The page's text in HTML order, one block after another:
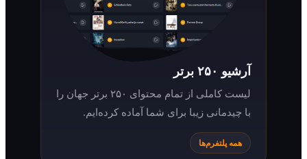
لیست کاملی از تمام محتوای ۲۵۰ برتر جهان را
با چیدمانی زیبا برای شما آماده کرده‌ایم.
همه پلتفرم‌ها